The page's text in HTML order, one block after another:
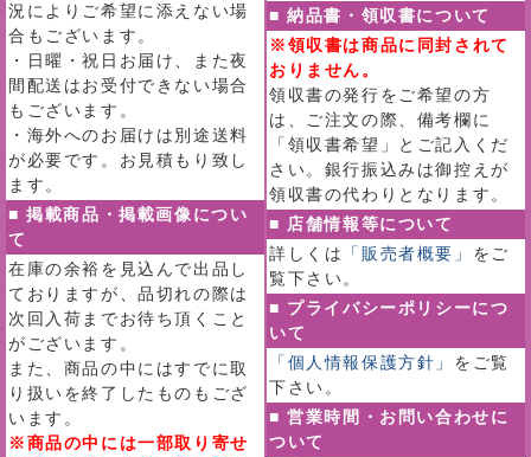
況によりご希望に添えない場
合もございます。
・日曜・祝日お届け、また夜
間配送はお受付できない場合
もございます。
・海外へのお届けは別途送料
が必要です。お見積もり致し
ます。
■ 掲載商品・掲載画像につい
て
在庫の余裕を見込んで出品し
ておりますが、品切れの際は
次回入荷までお待ち頂くこと
がございます。
また、商品の中にはすでに取
り扱いを終了したものもござ
います。
※商品の中には一部取り寄せ
■ 納品書・領収書について
※領収書は商品に同封されて
おりません。
領収書の発行をご希望の方
は、ご注文の際、備考欄に
「領収書希望」とご記入くだ
さい。銀行振込みは御控えが
領収書の代わりとなります。
■ 店舗情報等について
詳しくは
「販売者概要」 をご
覧下さい。
■ プライバシーポリシーにつ
いて
「個人情報保護方針」 をご覧
下さい。
■ 営業時間・お問い合わせに
ついて